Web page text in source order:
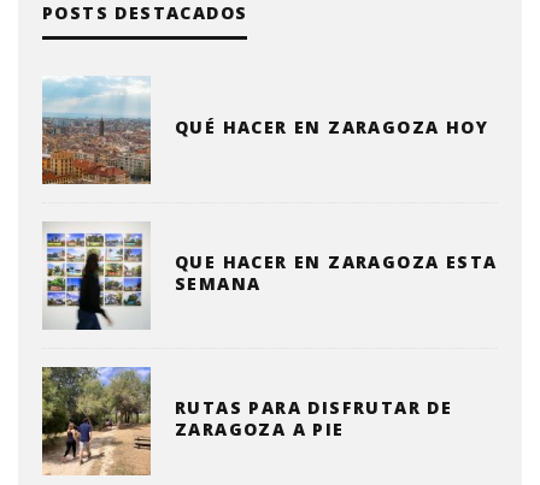
POSTS DESTACADOS
QUÉ HACER EN ZARAGOZA HOY
QUE HACER EN ZARAGOZA ESTA
SEMANA
RUTAS PARA DISFRUTAR DE
ZARAGOZA A PIE